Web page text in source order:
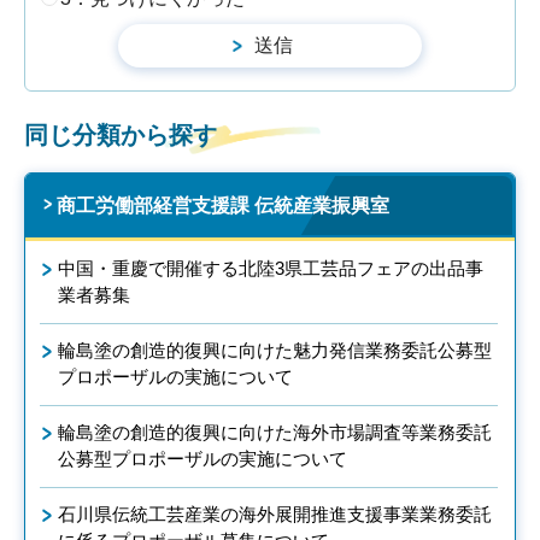
同じ分類から探す
商工労働部経営支援課 伝統産業振興室
中国・重慶で開催する北陸3県工芸品フェアの出品事
業者募集
輪島塗の創造的復興に向けた魅力発信業務委託公募型
プロポーザルの実施について
輪島塗の創造的復興に向けた海外市場調査等業務委託
公募型プロポーザルの実施について
石川県伝統工芸産業の海外展開推進支援事業業務委託